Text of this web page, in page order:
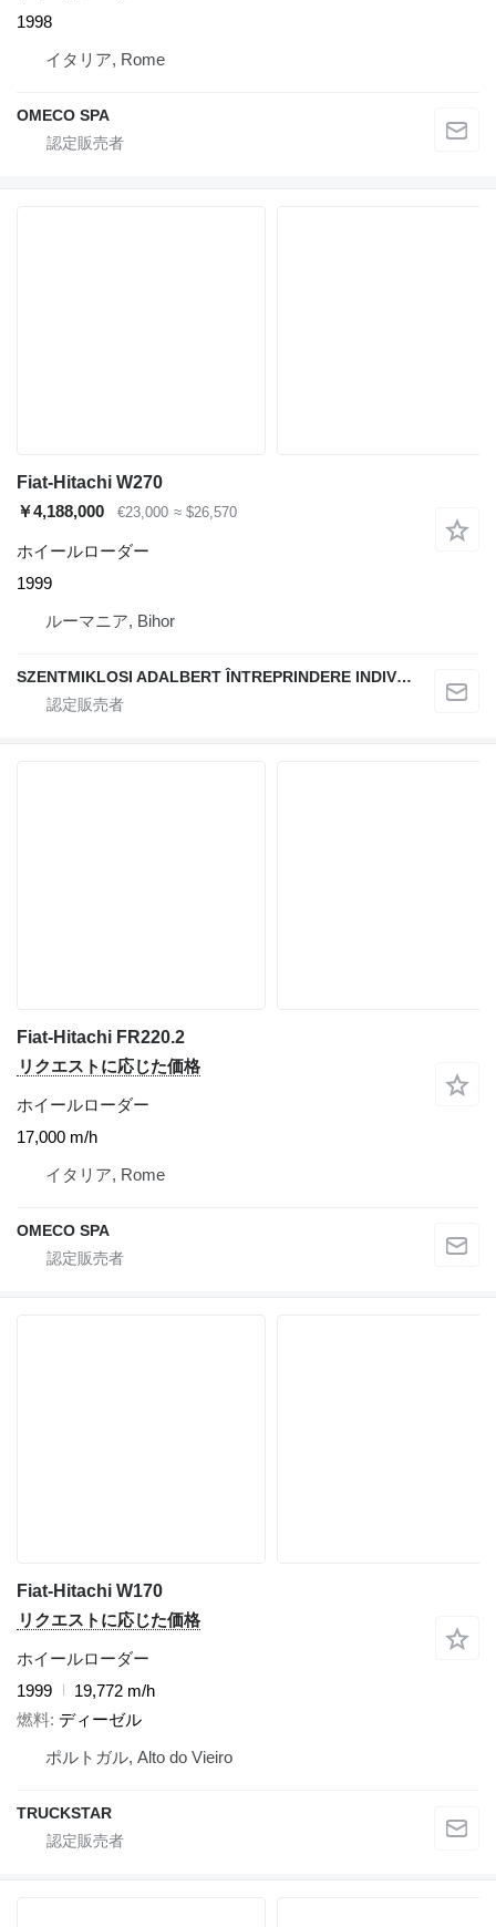
1998
イタリア, Rome
OMECO SPA
Fiat-Hitachi W270
￥4,188,000
€23,000 ≈ $26,570
ホイールローダー
1999
ルーマニア, Bihor
SZENTMIKLOSI ADALBERT ÎNTREPRINDERE INDIVIDUALĂ
Fiat-Hitachi FR220.2
リクエストに応じた価格
ホイールローダー
17,000 m/h
イタリア, Rome
OMECO SPA
Fiat-Hitachi W170
リクエストに応じた価格
ホイールローダー
1999
19,772 m/h
燃料 ディーゼル
ポルトガル, Alto do Vieiro
TRUCKSTAR